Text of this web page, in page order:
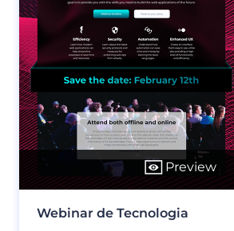
Preview
Webinar de Tecnologia